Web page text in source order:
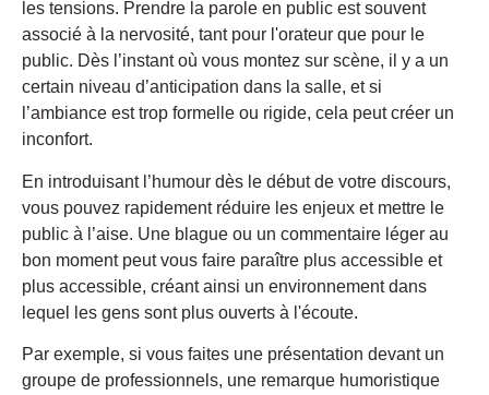
les tensions. Prendre la parole en public est souvent
associé à la nervosité, tant pour l'orateur que pour le
public. Dès l’instant où vous montez sur scène, il y a un
certain niveau d’anticipation dans la salle, et si
l’ambiance est trop formelle ou rigide, cela peut créer un
inconfort.
En introduisant l’humour dès le début de votre discours,
vous pouvez rapidement réduire les enjeux et mettre le
public à l’aise. Une blague ou un commentaire léger au
bon moment peut vous faire paraître plus accessible et
plus accessible, créant ainsi un environnement dans
lequel les gens sont plus ouverts à l'écoute.
Par exemple, si vous faites une présentation devant un
groupe de professionnels, une remarque humoristique